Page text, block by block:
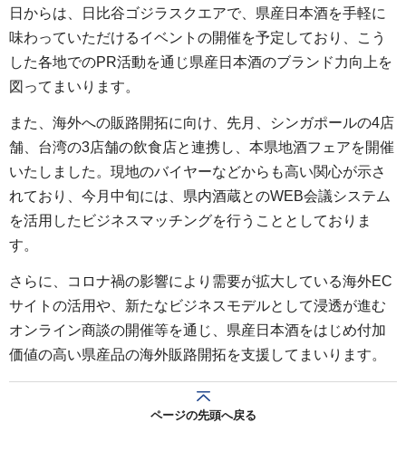
日からは、日比谷ゴジラスクエアで、県産日本酒を手軽に
味わっていただけるイベントの開催を予定しており、こう
した各地でのPR活動を通じ県産日本酒のブランド力向上を
図ってまいります。
また、海外への販路開拓に向け、先月、シンガポールの4店
舗、台湾の3店舗の飲食店と連携し、本県地酒フェアを開催
いたしました。現地のバイヤーなどからも高い関心が示さ
れており、今月中旬には、県内酒蔵とのWEB会議システム
を活用したビジネスマッチングを行うこととしておりま
す。
さらに、コロナ禍の影響により需要が拡大している海外EC
サイトの活用や、新たなビジネスモデルとして浸透が進む
オンライン商談の開催等を通じ、県産日本酒をはじめ付加
価値の高い県産品の海外販路開拓を支援してまいります。
ページの先頭へ戻る